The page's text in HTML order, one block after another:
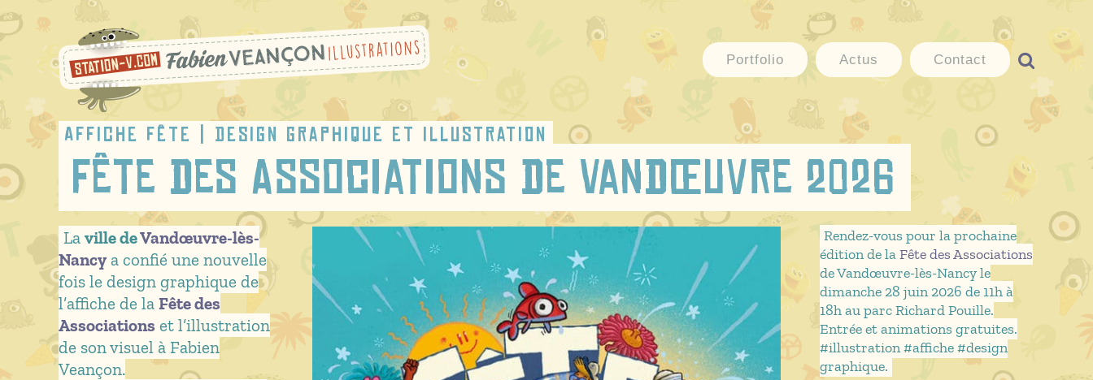
Passer
au
contenu
Portfolio Actus Contact
Affiche fête | design graphique et illustration
Fête des Associations de Vandœuvre 2026
Laville deVandœuvre-lès-
Nancya confié une nouvelle
fois le design graphique de
l’affiche de la Fête des
Associations et l’illustration
de son visuel à Fabien
Veançon.
Rendez-vous pour la prochaine
édition de laFête des Associations
de Vandœuvre-lès-Nancy le
dimanche 28 juin 2026 de 11h à
18h au parc Richard Pouille.
Entrée et animations gratuites.
#illustration #affiche #design
graphique.